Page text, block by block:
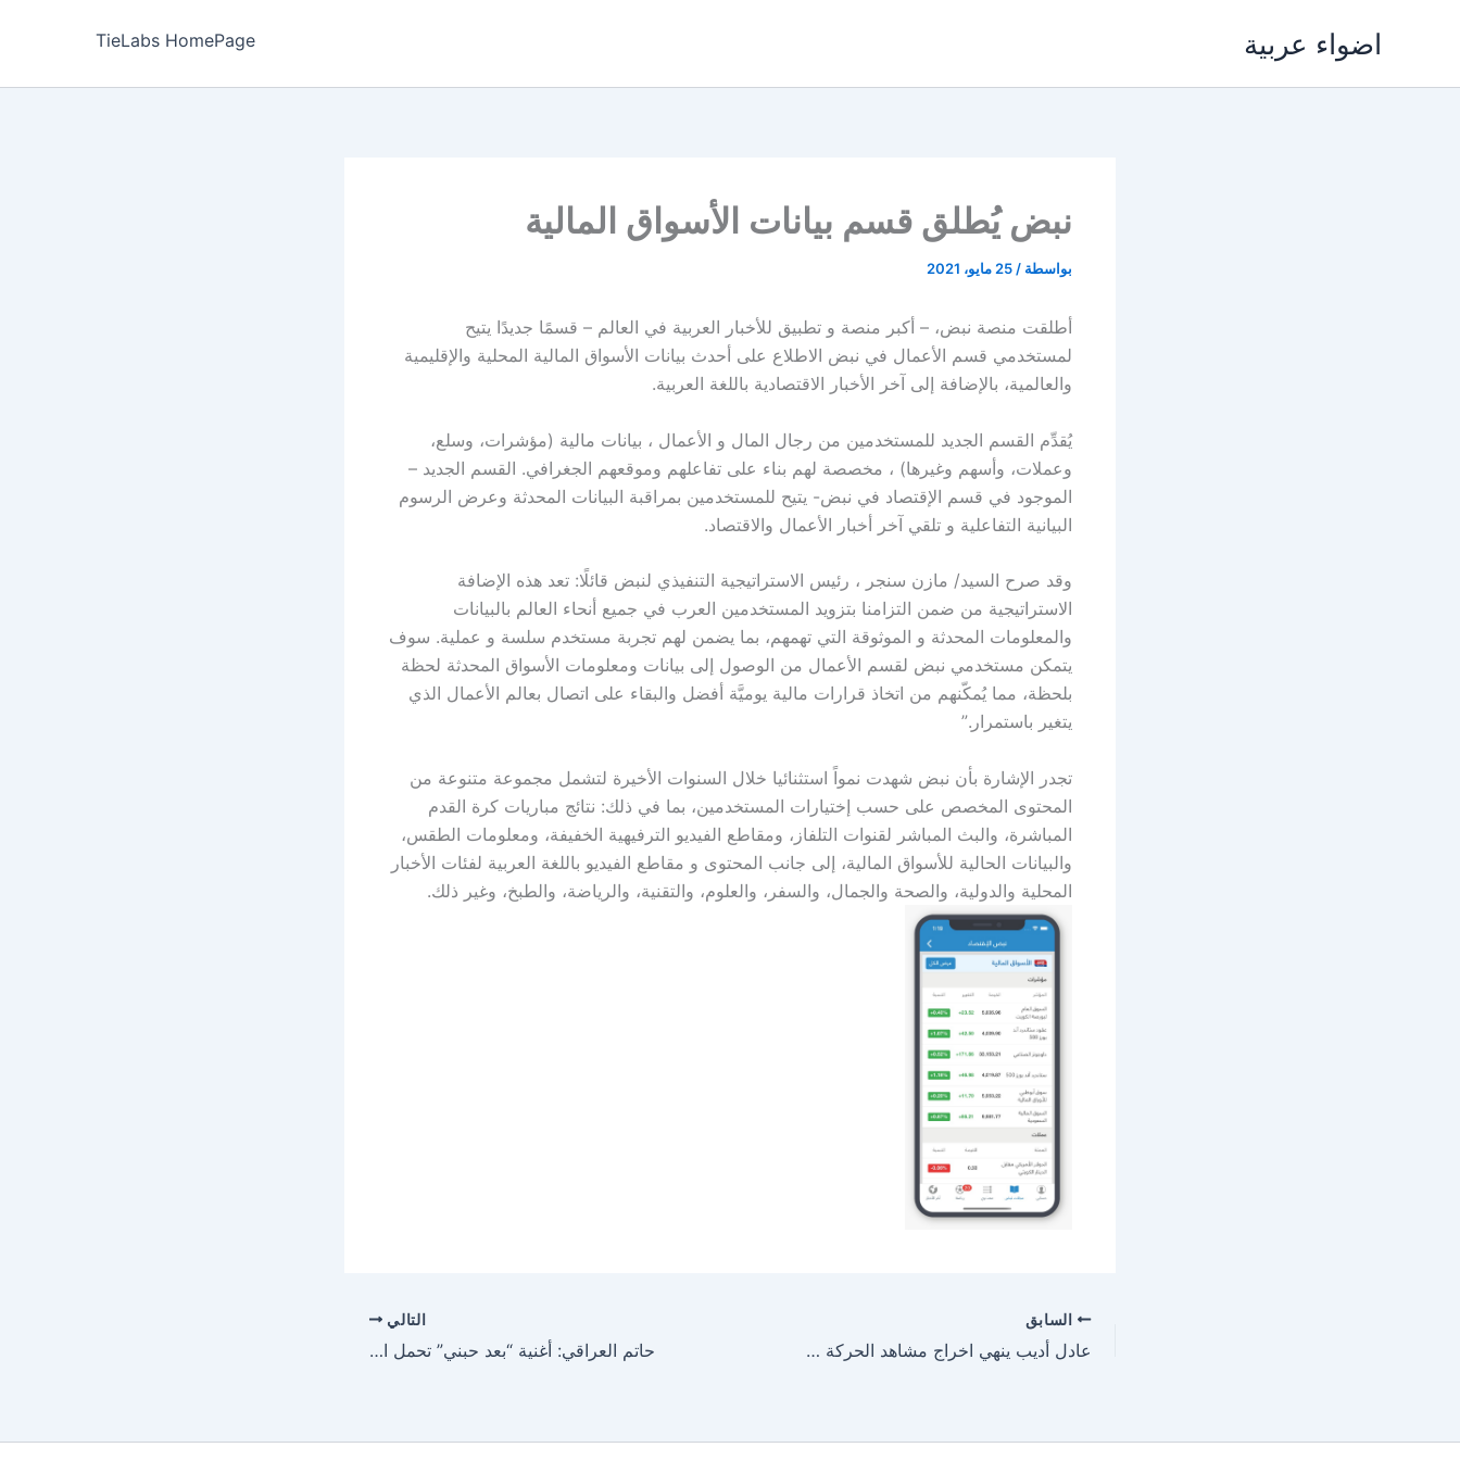
اضواء عربية TieLabs HomePage
نبض يُطلق قسم بيانات الأسواق المالية
بواسطة / 25 مايو، 2021
أطلقت منصة نبض، – أكبر منصة و تطبيق للأخبار العربية في العالم – قسمًا جديدًا يتيح
لمستخدمي قسم الأعمال في نبض الاطلاع على أحدث بيانات الأسواق المالية المحلية والإقليمية
والعالمية، بالإضافة إلى آخر الأخبار الاقتصادية باللغة العربية.
يُقدِّم القسم الجديد للمستخدمين من رجال المال و الأعمال ، بيانات مالية (مؤشرات، وسلع،
وعملات، وأسهم وغيرها) ، مخصصة لهم بناء على تفاعلهم وموقعهم الجغرافي. القسم الجديد –
الموجود في قسم الإقتصاد في نبض- يتيح للمستخدمين بمراقبة البيانات المحدثة وعرض الرسوم
البيانية التفاعلية و تلقي آخر أخبار الأعمال والاقتصاد.
وقد صرح السيد/ مازن سنجر ، رئيس الاستراتيجية التنفيذي لنبض قائلًا: تعد هذه الإضافة
الاستراتيجية من ضمن التزامنا بتزويد المستخدمين العرب في جميع أنحاء العالم بالبيانات
والمعلومات المحدثة و الموثوقة التي تهمهم، بما يضمن لهم تجربة مستخدم سلسة و عملية. سوف
يتمكن مستخدمي نبض لقسم الأعمال من الوصول إلى بيانات ومعلومات الأسواق المحدثة لحظة
بلحظة، مما يُمكّنهم من اتخاذ قرارات مالية يوميَّة أفضل والبقاء على اتصال بعالم الأعمال الذي
يتغير باستمرار.”
تجدر الإشارة بأن نبض شهدت نمواً استثنائيا خلال السنوات الأخيرة لتشمل مجموعة متنوعة من
المحتوى المخصص على حسب إختيارات المستخدمين، بما في ذلك: نتائج مباريات كرة القدم
المباشرة، والبث المباشر لقنوات التلفاز، ومقاطع الفيديو الترفيهية الخفيفة، ومعلومات الطقس،
والبيانات الحالية للأسواق المالية، إلى جانب المحتوى و مقاطع الفيديو باللغة العربية لفئات الأخبار
المحلية والدولية، والصحة والجمال، والسفر، والعلوم، والتقنية، والرياضة، والطبخ، وغير ذلك.
السابق
عادل أديب ينهي اخراج مشاهد الحركة والجرافيك لاضخم انتاج تركي بطولة نجم ارطغرل “إنجن التان” ويستعد لاطلاق كتابيه” احلامي” و “الحشاشين” خلال ايام
التالي
حاتم العراقي: أغنية “بعد حبني” تحمل الفرح والمحبة في كل أطرافها